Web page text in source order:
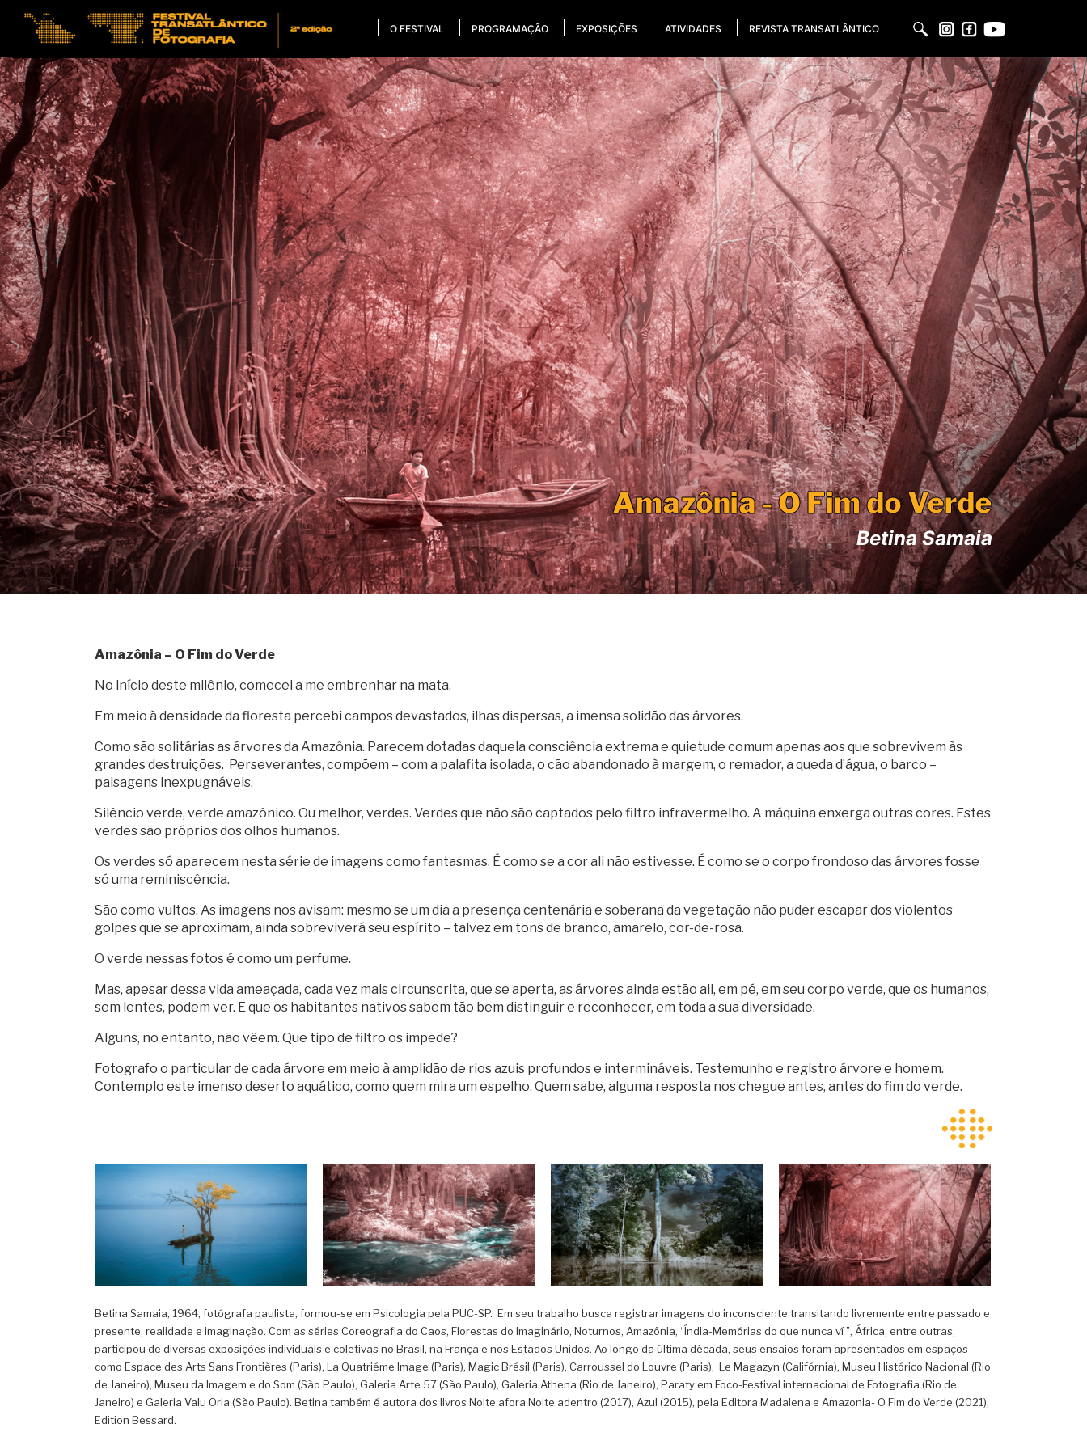
O FESTIVAL PROGRAMAÇÃO EXPOSIÇÕES ATIVIDADES REVISTA TRANSATLÂNTICO
Amazônia - O Fim do Verde
Betina Samaia
Amazônia – O Fim do Verde
No início deste milênio, comecei a me embrenhar na mata.
Em meio à densidade da floresta percebi campos devastados, ilhas dispersas, a imensa solidão das árvores.
Como são solitárias as árvores da Amazônia. Parecem dotadas daquela consciência extrema e quietude comum apenas aos que sobrevivem às
grandes destruições. Perseverantes, compõem – com a palafita isolada, o cão abandonado à margem, o remador, a queda d’água, o barco –
paisagens inexpugnáveis.
Silêncio verde, verde amazônico. Ou melhor, verdes. Verdes que não são captados pelo filtro infravermelho. A máquina enxerga outras cores. Estes
verdes são próprios dos olhos humanos.
Os verdes só aparecem nesta série de imagens como fantasmas. É como se a cor ali não estivesse. É como se o corpo frondoso das árvores fosse
só uma reminiscência.
São como vultos. As imagens nos avisam: mesmo se um dia a presença centenária e soberana da vegetação não puder escapar dos violentos
golpes que se aproximam, ainda sobreviverá seu espírito – talvez em tons de branco, amarelo, cor-de-rosa.
O verde nessas fotos é como um perfume.
Mas, apesar dessa vida ameaçada, cada vez mais circunscrita, que se aperta, as árvores ainda estão ali, em pé, em seu corpo verde, que os humanos,
sem lentes, podem ver. E que os habitantes nativos sabem tão bem distinguir e reconhecer, em toda a sua diversidade.
Alguns, no entanto, não vêem. Que tipo de filtro os impede?
Fotografo o particular de cada árvore em meio à amplidão de rios azuis profundos e intermináveis. Testemunho e registro árvore e homem.
Contemplo este imenso deserto aquático, como quem mira um espelho. Quem sabe, alguma resposta nos chegue antes, antes do fim do verde.
BETINA SAMAIA,
AMAZÔNIA, OLHAR
PARA O INFINITO, 2017
BETINA SAMAIA,
AMAZÔNIA,
INDIOZINHOS NO RIO,
2020
BETINA SAMAIA,
AMAZÔNIA,
CASTANHEIRA, 2018
BETINA SAMAIA,
AMAZÔNIA, ÍNDIO
REMANDO NA
FLORESTA, 2020
Betina Samaia, 1964, fotógrafa paulista, formou-se em Psicologia pela PUC-SP. Em seu trabalho busca registrar imagens do inconsciente transitando livremente entre passado e
presente, realidade e imaginação. Com as séries Coreografia do Caos, Florestas do Imaginário, Noturnos, Amazônia, “Índia-Memórias do que nunca ví ”, África, entre outras,
participou de diversas exposições individuais e coletivas no Brasil, na França e nos Estados Unidos. Ao longo da última década, seus ensaios foram apresentados em espaços
como Espace des Arts Sans Frontières (Paris), La Quatriéme Image (Paris), Magic Brésil (Paris), Carroussel do Louvre (Paris), Le Magazyn (Califórnia), Museu Histórico Nacional (Rio
de Janeiro), Museu da Imagem e do Som (São Paulo), Galeria Arte 57 (São Paulo), Galeria Athena (Rio de Janeiro), Paraty em Foco-Festival internacional de Fotografia (Rio de
Janeiro) e Galeria Valu Oria (São Paulo). Betina também é autora dos livros Noite afora Noite adentro (2017), Azul (2015), pela Editora Madalena e Amazonia- O Fim do Verde (2021),
Edition Bessard.